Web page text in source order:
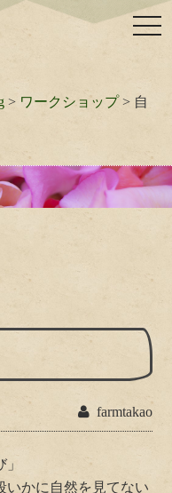
> ワークショップ > 自
farmtakao
いかに自然を見てない